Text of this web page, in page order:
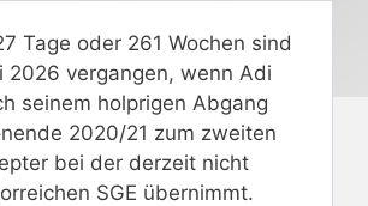
Tage oder 261 Wochen sind
2026 vergangen, wenn Adi
seinem holprigen Abgang
2020/21 zum zweiten
bei der derzeit nicht
SGE übernimmt.